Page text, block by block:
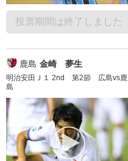
投票期間は終了しました
鹿島 金崎 夢生
明治安田Ｊ１ 2nd 第2節 広島vs鹿
島